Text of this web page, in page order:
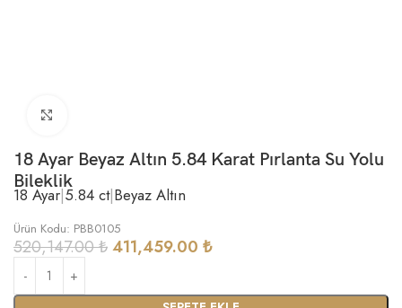
18 Ayar Beyaz Altın 5.84 Karat Pırlanta Su Yolu
Bileklik
18 Ayar|5.84 ct|Beyaz Altın
Ürün Kodu: PBB0105
520,147.00₺411,459.00 ₺